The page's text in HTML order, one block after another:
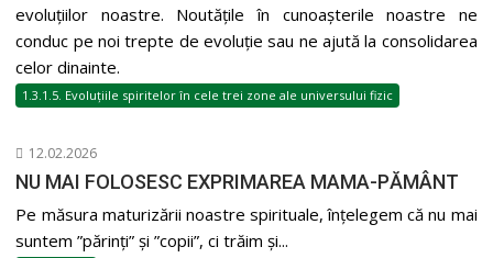
evoluțiilor noastre. Noutățile în cunoașterile noastre ne
conduc pe noi trepte de evoluție sau ne ajută la consolidarea
celor dinainte.
1.3.1.5. Evoluțiile spiritelor în cele trei zone ale universului fizic
12.02.2026
NU MAI FOLOSESC EXPRIMAREA MAMA-PĂMÂNT
Pe măsura maturizării noastre spirituale, înțelegem că nu mai
suntem ”părinți” și ”copii”, ci trăim și...